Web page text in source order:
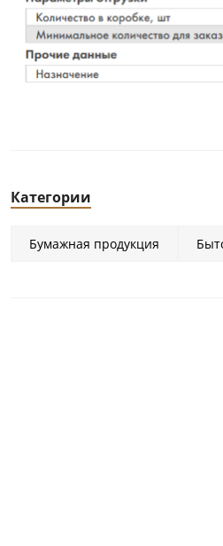
Категории
Бумажная продукция